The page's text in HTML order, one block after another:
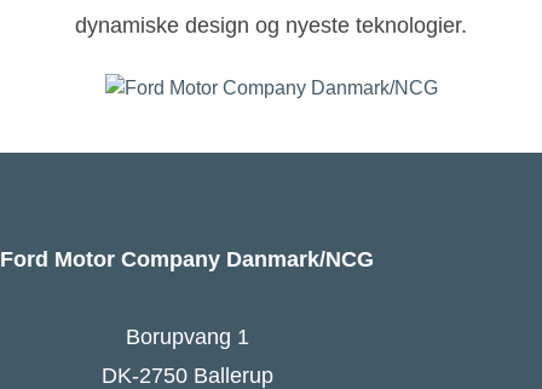
dynamiske design og nyeste teknologier.
Ford Motor Company Danmark/NCG
Borupvang 1
DK-2750 Ballerup